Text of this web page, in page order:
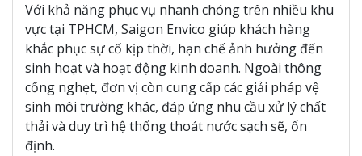
Với khả năng phục vụ nhanh chóng trên nhiều khu
vực tại TPHCM, Saigon Envico giúp khách hàng
khắc phục sự cố kịp thời, hạn chế ảnh hưởng đến
sinh hoạt và hoạt động kinh doanh. Ngoài thông
cống nghẹt, đơn vị còn cung cấp các giải pháp vệ
sinh môi trường khác, đáp ứng nhu cầu xử lý chất
thải và duy trì hệ thống thoát nước sạch sẽ, ổn
định.